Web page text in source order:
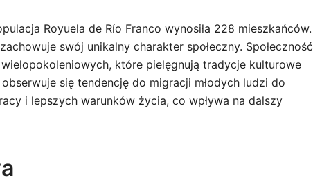
Royuela de Río Franco wynosiła 228 mieszkańców.
swój unikalny charakter społeczny. Społeczność
wielopokoleniowych, które pielęgnują tradycje kulturowe
się tendencję do migracji młodych ludzi do
i lepszych warunków życia, co wpływa na dalszy